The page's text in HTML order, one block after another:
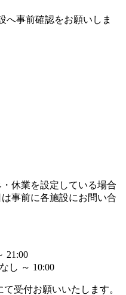
へ事前確認をお願いしま
休業を設定している場合
事前に各施設にお問い合
21:00
し ～ 10:00
受付お願いいたします。